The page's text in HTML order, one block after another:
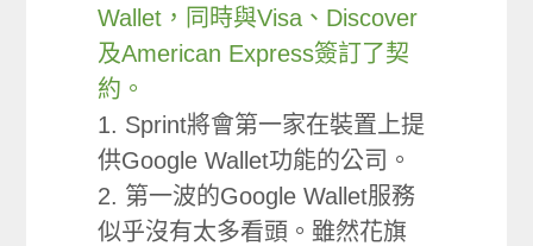
Wallet，同時與Visa、Discover
及American Express簽訂了契
約。
1. Sprint將會第一家在裝置上提
供Google Wallet功能的公司。
2. 第一波的Google Wallet服務
似乎沒有太多看頭。雖然花旗